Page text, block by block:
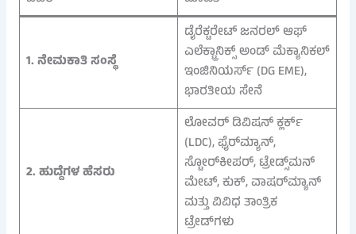
1. ನೇಮಕಾತಿ ಸಂಸ್ಥೆ
ಡೈರೆಕ್ಟರೇಟ್ ಜನರಲ್ ಆಫ್
ಎಲೆಕ್ಟ್ರಾನಿಕ್ಸ್ ಅಂಡ್ ಮೆಕ್ಯಾನಿಕಲ್
ಇಂಜಿನಿಯರ್ಸ್ (DG EME),
ಭಾರತೀಯ ಸೇನೆ
2. ಹುದ್ದೆಗಳ ಹೆಸರು
ಲೋವರ್ ಡಿವಿಷನ್ ಕ್ಲರ್ಕ್
(LDC), ಫೈರ್‌ಮ್ಯಾನ್,
ಸ್ಟೋರ್‌ಕೀಪರ್, ಟ್ರೇಡ್ಸ್‌ಮನ್
ಮೇಟ್, ಕುಕ್, ವಾಷರ್‌ಮ್ಯಾನ್
ಮತ್ತು ವಿವಿಧ ತಾಂತ್ರಿಕ
ಟ್ರೇಡ್‌ಗಳು